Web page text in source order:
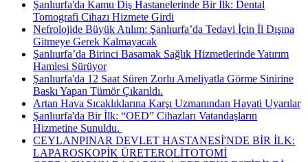
Şanlıurfa'da Kamu Diş Hastanelerinde Bir İlk: Dental
Tomografi Cihazı Hizmete Girdi
Nefrolojide Büyük Atılım: Şanlıurfa’da Tedavi İçin İl Dışına
Gitmeye Gerek Kalmayacak
Şanlıurfa’da Birinci Basamak Sağlık Hizmetlerinde Yatırım
Hamlesi Sürüyor
Şanlıurfa'da 12 Saat Süren Zorlu Ameliyatla Görme Sinirine
Baskı Yapan Tümör Çıkarıldı.
Artan Hava Sıcaklıklarına Karşı Uzmanından Hayati Uyarılar
Şanlıurfa'da Bir İlk: “OED” Cihazları Vatandaşların
Hizmetine Sunuldu. ​
CEYLANPINAR DEVLET HASTANESİ'NDE BİR İLK:
LAPAROSKOPİK ÜRETEROLİTOTOMİ